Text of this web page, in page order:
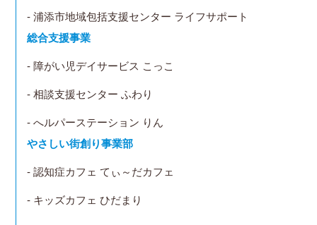
- 浦添市地域包括支援センター ライフサポート
総合支援事業
- 障がい児デイサービス こっこ
- 相談支援センター ふわり
- へルパーステーション りん
やさしい街創り事業部
- 認知症カフェ てぃ～だカフェ
- キッズカフェ ひだまり